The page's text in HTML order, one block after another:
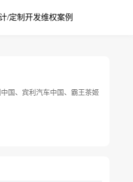
/定制开发维权案例
国、宾利汽车中国、霸王茶姬